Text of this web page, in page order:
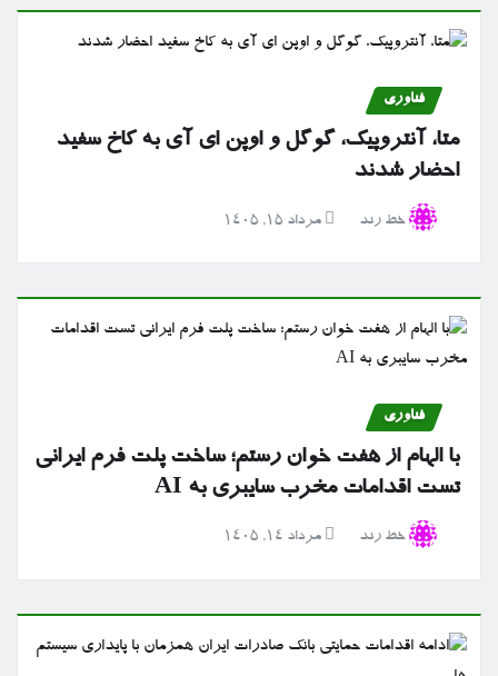
فناوری
متا، آنتروپیک، گوگل و اوپن ای آی به کاخ سفید
احضار شدند
خط رند مرداد ۱۵, ۱۴۰۵
فناوری
با الهام از هفت خوان رستم؛ ساخت پلت فرم ایرانی
تست اقدامات مخرب سایبری به AI
خط رند مرداد ۱۴, ۱۴۰۵